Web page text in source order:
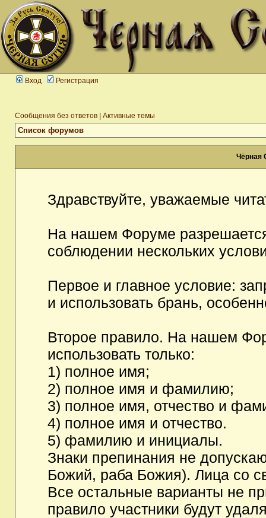
Вход Регистрация
Сообщения без ответов Активные темы
Список форумов
Чёрная
Здравствуйте, уважаемые
На нашем Форуме
соблюдении нескольких
Первое и главное условие:
и использовать брань,
Второе правило. На нашем
использовать только:
1) полное имя;
2) полное имя и фамилию;
3) полное имя, отчество и
4) полное имя и отчество.
5) фамилию и инициалы.
Знаки препинания не
Божий, раба Божия). Лица со
Все остальные варианты не
правило участники будут